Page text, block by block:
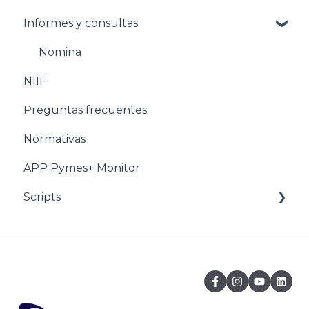
Pasos para configurar POS
Estructuración POS
Estructuración Utilitarios
Informes y consultas
Nomina
NIIF
Preguntas frecuentes
Normativas
APP Pymes+ Monitor
Scripts